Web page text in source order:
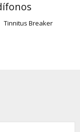
Tinnitus Breaker